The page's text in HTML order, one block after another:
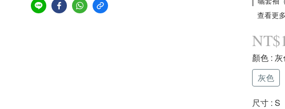
查看更
顏色 :
灰色
尺寸 : S